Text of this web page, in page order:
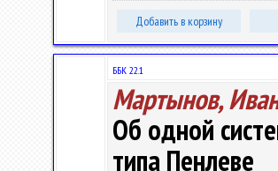
Добавить в корзину
ББК 22.1
Мартынов,
Об одной
типа Пенлеве